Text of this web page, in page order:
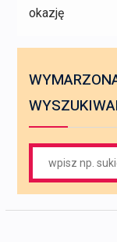
okazję
for: